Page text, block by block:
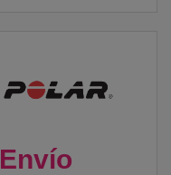
Envío